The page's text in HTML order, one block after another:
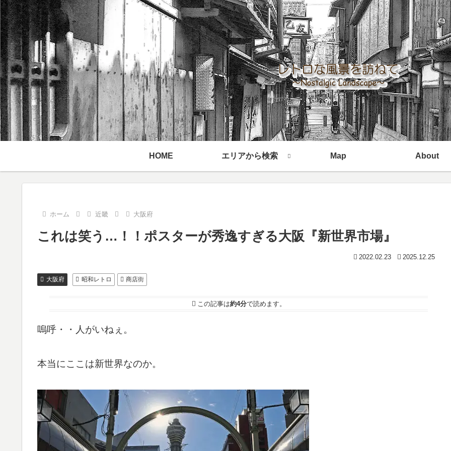
HOME エリアから検索 Map About
ホーム 近畿 大阪府
これは笑う…！！ポスターが秀逸すぎる大阪『新世界市場』
2022.02.23 2025.12.25
大阪府 昭和レトロ 商店街
この記事は約4分で読めます。
嗚呼・・人がいねぇ。
本当にここは新世界なのか。